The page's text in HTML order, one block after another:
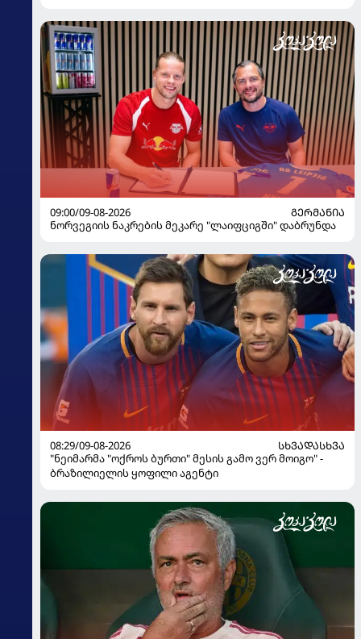
09:00/09-08-2026
ᲒᲔᲠᲛᲐᲜᲘᲐ
ნორვეგიის ნაკრების მეკარე "ლაიფციგში" დაბრუნდა
08:29/09-08-2026
ᲡᲮᲕᲐᲓᲐᲡᲮᲕᲐ
"ნეიმარმა "ოქროს ბურთი" მესის გამო ვერ მოიგო" -
ბრაზილიელის ყოფილი აგენტი